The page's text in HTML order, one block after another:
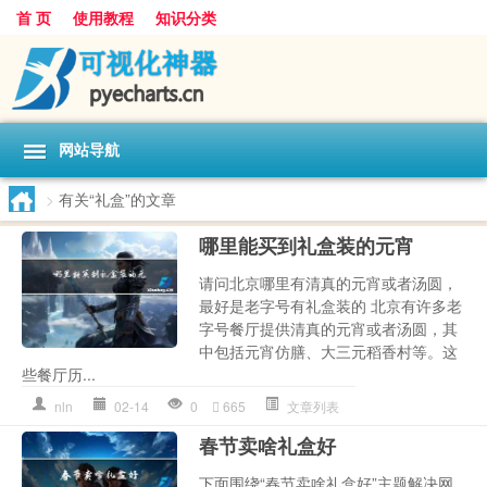
首 页 使用教程 知识分类
网站导航
> 有关“礼盒”的文章
哪里能买到礼盒装的元宵
请问北京哪里有清真的元宵或者汤圆，
最好是老字号有礼盒装的 北京有许多老
字号餐厅提供清真的元宵或者汤圆，其
中包括元宵仿膳、大三元稻香村等。这
些餐厅历...
nln 02-14 0 665 文章列表
春节卖啥礼盒好
下面围绕“春节卖啥礼盒好”主题解决网